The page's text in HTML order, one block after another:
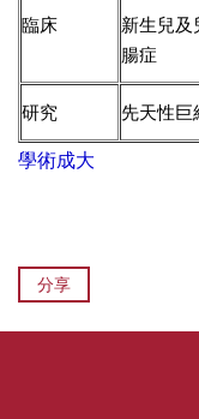
臨床
新生兒及
腸症
研究 先天性巨
學術成大
分享